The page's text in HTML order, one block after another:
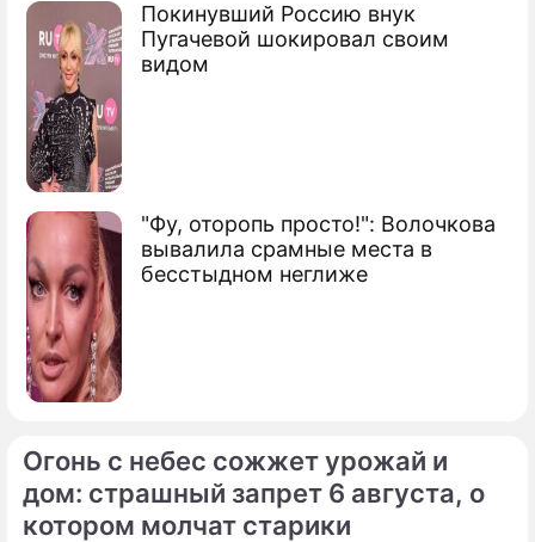
Покинувший Россию внук
Пугачевой шокировал своим
видом
"Фу, оторопь просто!": Волочкова
вывалила срамные места в
бесстыдном неглиже
Огонь с небес сожжет урожай и
дом: страшный запрет 6 августа, о
котором молчат старики